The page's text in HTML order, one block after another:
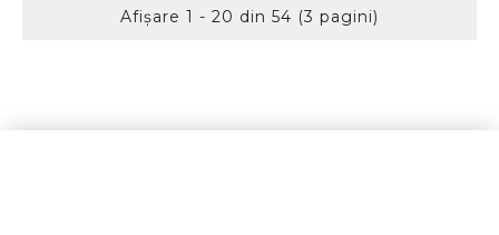
Afişare 1 - 20 din 54 (3 pagini)